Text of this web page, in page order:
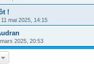
!
11 mai 2025, 14:15
2025, 20:53